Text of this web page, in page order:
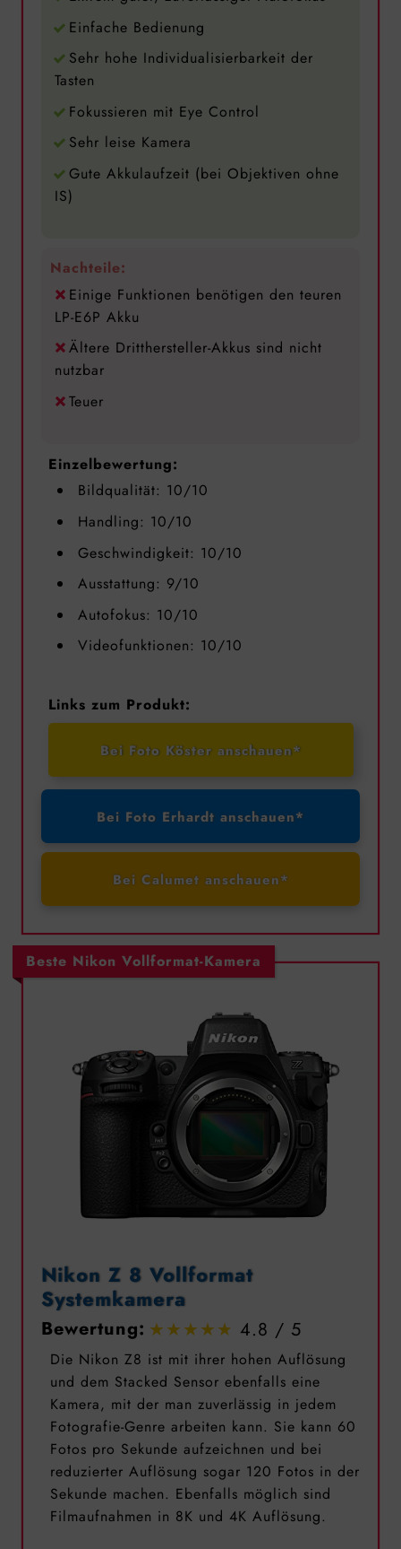
Einfache Bedienung
Sehr hohe Individualisierbarkeit der
Tasten
Fokussieren mit Eye Control
Sehr leise Kamera
Gute Akkulaufzeit (bei Objektiven ohne
IS)
Nachteile:
Einige Funktionen benötigen den teuren
LP-E6P Akku
Ältere Dritthersteller-Akkus sind nicht
nutzbar
Teuer
Einzelbewertung:
Bildqualität: 10/10
Handling: 10/10
Geschwindigkeit: 10/10
Ausstattung: 9/10
Autofokus: 10/10
Videofunktionen: 10/10
Links zum Produkt:
Bei Foto Köster anschauen*
Bei Foto Erhardt anschauen*
Bei Calumet anschauen*
Beste Nikon Vollformat-Kamera
Nikon Z 8 Vollformat
Systemkamera
Bewertung: 4.8
Die Nikon Z8 ist mit ihrer hohen Auflösung
und dem Stacked Sensor ebenfalls eine
Kamera, mit der man zuverlässig in jedem
Fotografie-Genre arbeiten kann. Sie kann 60
Fotos pro Sekunde aufzeichnen und bei
reduzierter Auflösung sogar 120 Fotos in der
Sekunde machen. Ebenfalls möglich sind
Filmaufnahmen in 8K und 4K Auflösung.